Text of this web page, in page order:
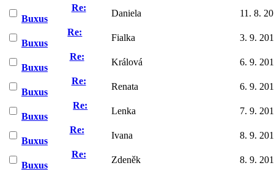
Re:
Buxus
Daniela
11. 8.
Re:
Buxus
Fialka
3. 9.
Re:
Buxus
Králová
6. 9.
Re:
Buxus
Renata
6. 9.
Re:
Buxus
Lenka
7. 9.
Re:
Buxus
Ivana
8. 9.
Re:
Buxus
Zdeněk
8. 9.